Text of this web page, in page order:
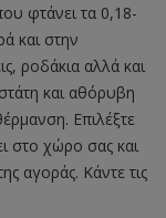
φτάνει τα 0,18-
και στην
ροδάκια αλλά και
και αθόρυβη
Επιλέξτε
στο χώρο σας και
αγοράς. Κάντε τις